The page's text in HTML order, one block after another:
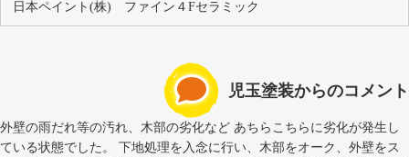
日本ペイント(株) ファイン４Fセラミック
児玉塗装からのコメント
外壁の雨だれ等の汚れ、木部の劣化など あちらこちらに劣化が発生し
ている状態でした。 下地処理を入念に行い、木部をオーク、外壁をス